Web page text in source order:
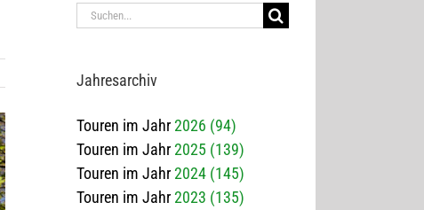
Suche
Jah­res­ar­chiv
Touren im Jahr2026 (94)
Touren im Jahr2025 (139)
Touren im Jahr2024 (145)
Touren im Jahr2023 (135)